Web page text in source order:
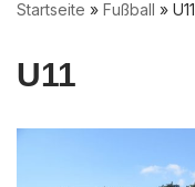
Startseite » Fußball » U11
U11